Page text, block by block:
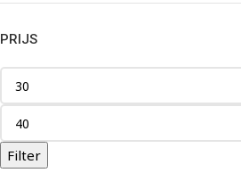
PRIJS
Filter